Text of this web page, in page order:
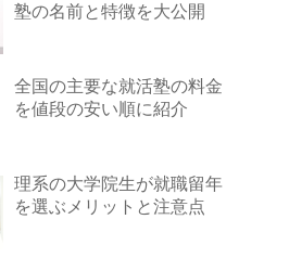
塾の名前と特徴を大公開
全国の主要な就活塾の料金
を値段の安い順に紹介
理系の大学院生が就職留年
を選ぶメリットと注意点